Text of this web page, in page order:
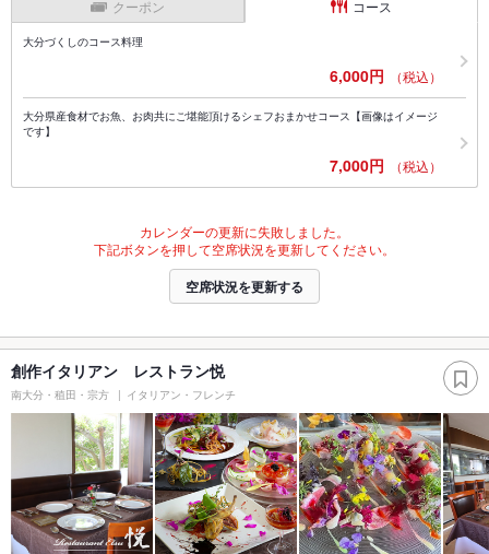
クーポン コース
大分づくしのコース料理
6,000円 （税込）
大分県産食材でお魚、お肉共にご堪能頂けるシェフおまかせコース【画像はイメージ
です】
7,000円 （税込）
カレンダーの更新に失敗しました。
下記ボタンを押して空席状況を更新してください。
空席状況を更新する
創作イタリアン レストラン悦
南大分・稙田・宗方 イタリアン・フレンチ